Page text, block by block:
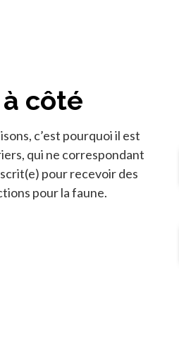
côté
c’est pourquoi il est
qui ne correspondant
pour recevoir des
pour la faune.